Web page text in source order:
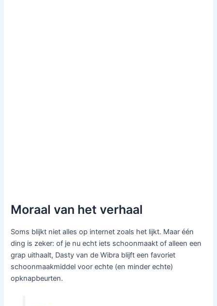
Moraal van het verhaal
Soms blijkt niet alles op internet zoals het lijkt. Maar één
ding is zeker: of je nu echt iets schoonmaakt of alleen een
grap uithaalt, Dasty van de Wibra blijft een favoriet
schoonmaakmiddel voor echte (en minder echte)
opknapbeurten.